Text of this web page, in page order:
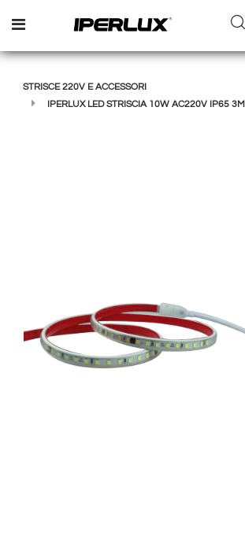
Open menu
STRISCE 220V E ACCESSORI
IPERLUX LED STRISCIA 10W AC220V IP65 3M